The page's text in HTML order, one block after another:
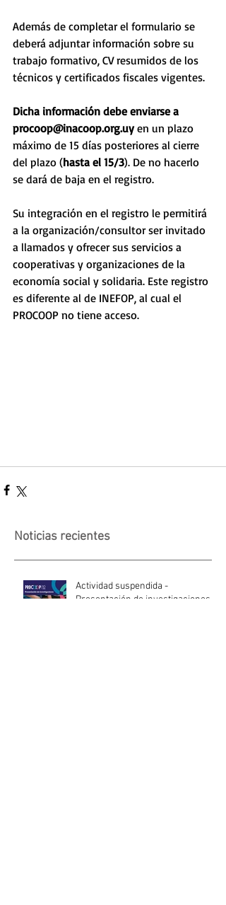
Además de completar el formulario se
deberá adjuntar información sobre su
trabajo formativo, CV resumidos de los
técnicos y certificados fiscales vigentes.
Dicha información debe enviarse a
procoop@inacoop.org.uy en un plazo
máximo de 15 días posteriores al cierre
del plazo (hasta el 15/3). De no hacerlo
se dará de baja en el registro.
Su integración en el registro le permitirá
a la organización/consultor ser invitado
a llamados y ofrecer sus servicios a
cooperativas y organizaciones de la
economía social y solidaria. Este registro
es diferente al de INEFOP, al cual el
PROCOOP no tiene acceso.
Noticias recientes
Actividad suspendida -
Presentación de investigaciones -